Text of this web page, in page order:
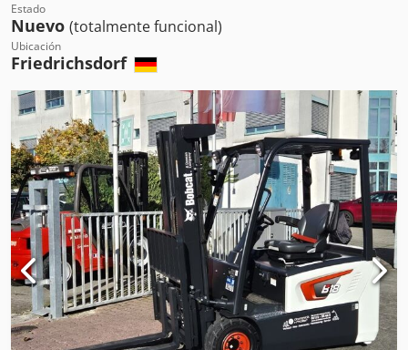
Estado
Nuevo (totalmente funcional)
Ubicación
Friedrichsdorf